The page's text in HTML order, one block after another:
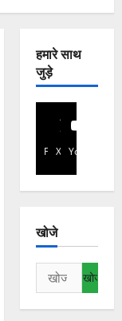
हमारे साथ
जुड़े
Facebook
X YouTube
खोजे
निम्न
को
खोजें: